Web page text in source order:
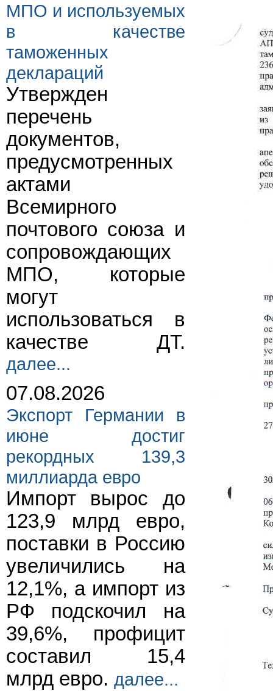
МПО и используемых
в качестве
таможенных
деклараций
Утвержден
перечень
документов,
предусмотренных
актами
Всемирного
почтового союза и
сопровождающих
МПО, которые
могут
использоваться в
качестве ДТ.
далее...
07.08.2026
Экспорт Германии в
июне достиг
рекордных 139,3
миллиарда евро
Импорт вырос до
123,9 млрд евро,
поставки в Россию
увеличились на
12,1%, а импорт из
РФ подскочил на
39,6%, профицит
составил 15,4
млрд евро. далее...